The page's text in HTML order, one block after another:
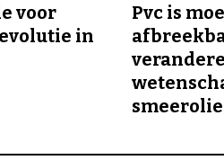
voor
in
Pvc is
smeerolie